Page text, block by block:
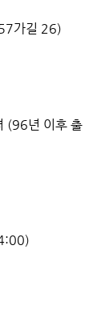
가길 26)
(96년 이후 출